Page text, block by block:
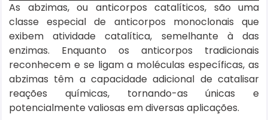
As abzimas, ou anticorpos catalíticos, são uma
classe especial de anticorpos monoclonais que
exibem atividade catalítica, semelhante à das
enzimas. Enquanto os anticorpos tradicionais
reconhecem e se ligam a moléculas específicas, as
abzimas têm a capacidade adicional de catalisar
reações químicas, tornando-as únicas e
potencialmente valiosas em diversas aplicações.